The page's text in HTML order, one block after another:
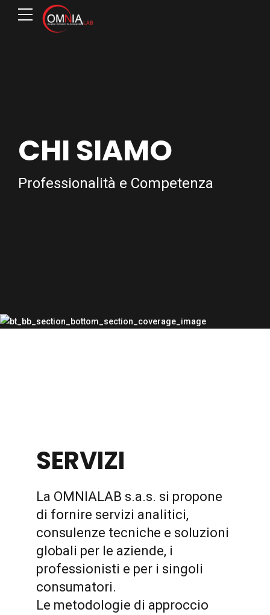
CHI SIAMO
Professionalità e Competenza
SERVIZI
La OMNIALAB s.a.s. si propone
di fornire servizi analitici,
consulenze tecniche e soluzioni
globali per le aziende, i
professionisti e per i singoli
consumatori.
Le metodologie di approccio